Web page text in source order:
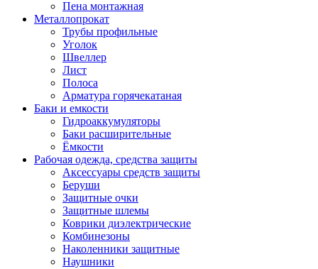
Пена монтажная
Металлопрокат
Трубы профильные
Уголок
Швеллер
Лист
Полоса
Арматура горячекатаная
Баки и емкости
Гидроаккумуляторы
Баки расширительные
Ёмкости
Рабочая одежда, средства защиты
Аксессуары средств защиты
Беруши
Защитные очки
Защитные шлемы
Коврики диэлектрические
Комбинезоны
Наколенники защитные
Наушники